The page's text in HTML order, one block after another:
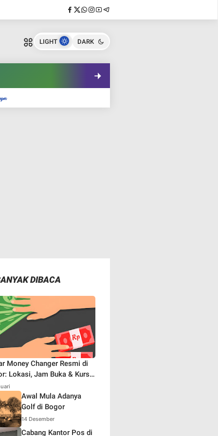
LIGHT DARK
DIBACA
Money Changer Resmi di
Lokasi, Jam Buka & Kurs
Awal Mula Adanya
Golf di Bogor
14 Desember
Cabang Kantor Pos di